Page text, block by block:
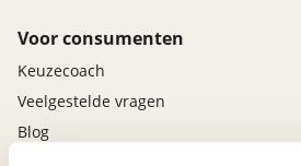
Voor consumenten
Keuzecoach
Veelgestelde vragen
Blog